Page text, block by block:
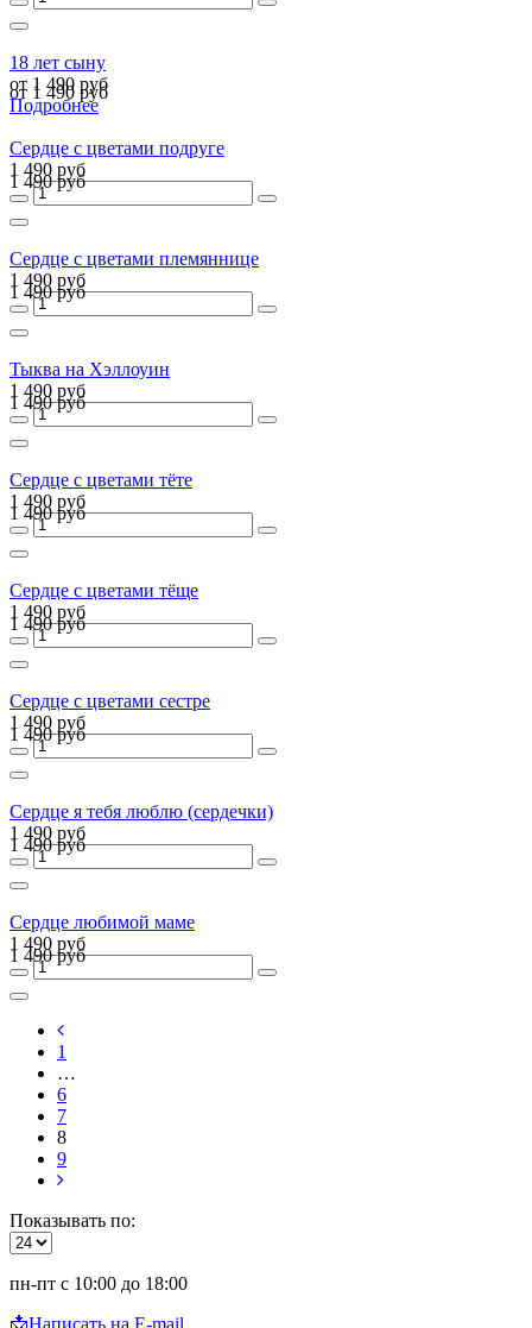
18 лет сыну
от 1 490 руб
от 1 490 руб
Подробнее
Сердце с цветами подруге
1 490 руб
1 490 руб
Сердце с цветами племяннице
1 490 руб
1 490 руб
Тыква на Хэллоуин
1 490 руб
1 490 руб
Сердце с цветами тёте
1 490 руб
1 490 руб
Сердце с цветами тёще
1 490 руб
1 490 руб
Сердце с цветами сестре
1 490 руб
1 490 руб
Сердце я тебя люблю (сердечки)
1 490 руб
1 490 руб
Сердце любимой маме
1 490 руб
1 490 руб
1
…
6
7
8
9
Показывать по:
пн-пт с 10:00 до 18:00
📩Написать на E-mail